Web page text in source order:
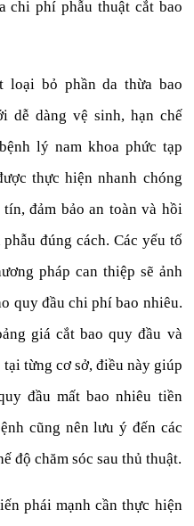
chi phí phẫu thuật cắt bao
loại bỏ phần da thừa bao
dễ dàng vệ sinh, hạn chế
lý nam khoa phức tạp
thực hiện nhanh chóng
đảm bảo an toàn và hồi
đúng cách. Các yếu tố
pháp can thiệp sẽ ảnh
quy đầu chi phí bao nhiêu.
giá cắt bao quy đầu và
từng cơ sở, điều này giúp
đầu mất bao nhiêu tiền
cũng nên lưu ý đến các
độ chăm sóc sau thủ thuật.
phái mạnh cần thực hiện